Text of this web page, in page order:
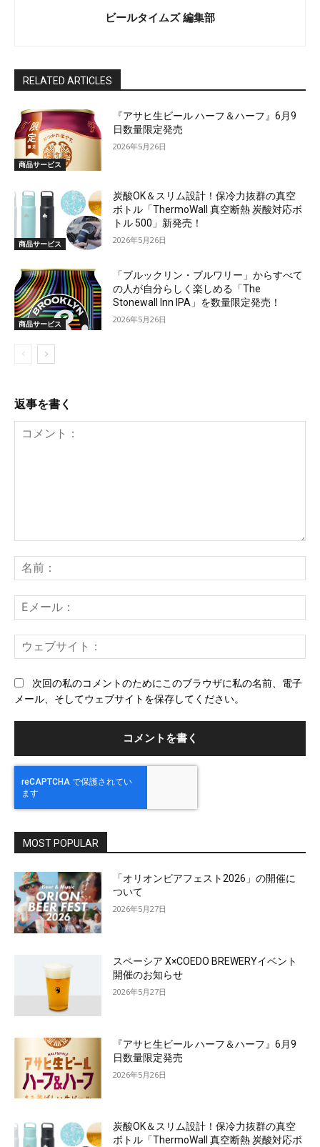
ビールタイムズ 編集部
RELATED ARTICLES
商品サービス
『アサヒ生ビール ハーフ＆ハーフ』6月9
日数量限定発売
2026年5月26日
商品サービス
炭酸OK＆スリム設計！保冷力抜群の真空
ボトル「ThermoWall 真空断熱 炭酸対応ボ
トル 500」新発売！
2026年5月26日
商品サービス
「ブルックリン・ブルワリー」からすべて
の人が自分らしく楽しめる「The
Stonewall Inn IPA」を数量限定発売！
2026年5月26日
返事を書く
ン
ト：
前
メ
ー
ェ
次回の私のコメントのためにこのブラウザに私の名前、電子
メール、そしてウェブサイトを保存してください。
MOST POPULAR
「オリオンビアフェスト2026」の開催に
ついて
2026年5月27日
スペーシア X×COEDO BREWERYイベント
開催のお知らせ
2026年5月27日
『アサヒ生ビール ハーフ＆ハーフ』6月9
日数量限定発売
2026年5月26日
炭酸OK＆スリム設計！保冷力抜群の真空
ボトル「ThermoWall 真空断熱 炭酸対応ボ